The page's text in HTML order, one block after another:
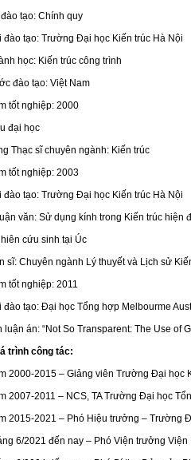
tạo: Chính quy
đào tạo: Trường Đại học Kiến trúc Hà Nội
học: Kiến trúc công trình
đào tạo: Việt Nam
tốt nghiệp: 2000
đại học
Thạc sĩ chuyên ngành: Kiến trúc
tốt nghiệp: 2003
đào tạo: Trường Đại học Kiến trúc Hà Nội
văn: Sử dụng kính trong Kiến trúc hiện
cứu sinh tại Úc
sĩ: Chuyên ngành Lý thuyết và Lịch sử
tốt nghiệp: 2011
đào tạo: Đại học Tổng hợp Melbourme
luận án: “Not So Transparent: The Use of
trình công tác:
2000-2015 – Giảng viên Trường Đại học
2007-2011 – NCS, TA Trường Đại học
2015-2021 – Phó Hiệu trưởng – Trường
6/2021 đến nay – Phó Viện trưởng Viện